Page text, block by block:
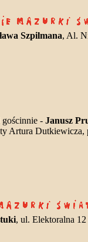
Szpilmana, Al.
- Janusz
Artura
, ul. Elektoralna 12